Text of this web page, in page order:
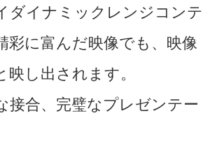
ダイナミックレンジコンテ
彩に富んだ映像でも、映像
映し出されます。
接合、完璧なプレゼンテー